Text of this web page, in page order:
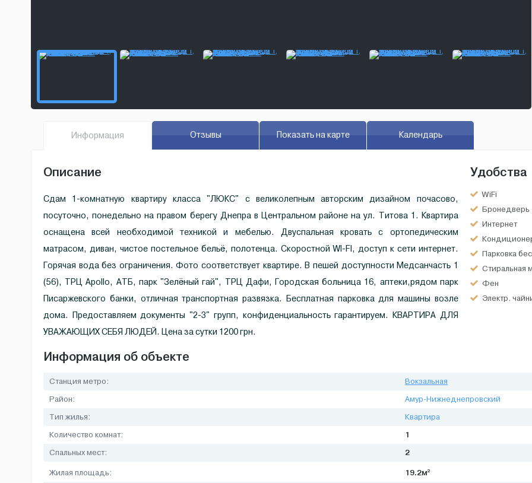
Информация Отзывы Показать на карте Календарь
Описание
Сдам 1-комнатную квартиру класса "ЛЮКС" с великолепным авторским дизайном почасово,
посуточно, понедельно на правом берегу Днепра в Центральном районе на ул. Титова 1. Квартира
оснащена всей необходимой техникой и мебелью. Двуспальная кровать с ортопедическим
матрасом, диван, чистое постельное бельё, полотенца. Скоростной WI-FI, доступ к сети интернет.
Горячая вода без ограничения. Фото соответствует квартире. В пешей доступности Медсанчасть 1
(56), ТРЦ Apollo, АТБ, парк "Зелёный гай", ТРЦ Дафи, Городская больница 16, аптеки,рядом парк
Писаржевского банки, отличная транспортная развязка. Бесплатная парковка для машины возле
дома. Предоставляем документы "2-3" групп, конфиденциальность гарантируем. КВАРТИРА ДЛЯ
УВАЖАЮЩИХ СЕБЯ ЛЮДЕЙ. Цена за сутки 1200 грн.
Удобства
WiFi
Бронедверь
Интернет
Парковка
Стиральная
Фен
Электр.
Информация об объекте
Станция метро:
Вокзальная
Район:
Амур-Нижнеднепровский
Тип жилья:
Квартира
Количество комнат:
1
Спальных мест: 2
Жилая площадь: 19.2м2